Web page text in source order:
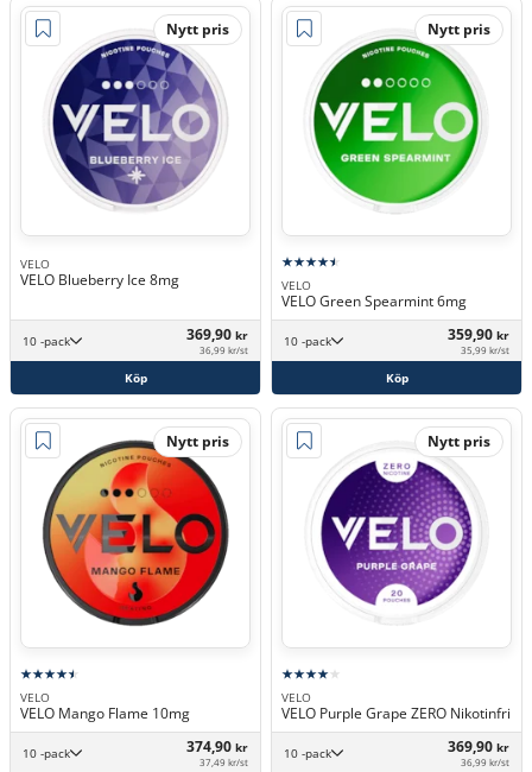
Nytt pris
VELO
VELO Blueberry Ice 8mg
10 -pack 369,90 kr
36,99 kr/st
Köp
Nytt pris
VELO
VELO Green Spearmint 6mg
10 -pack 359,90 kr
35,99 kr/st
Köp
Nytt pris
VELO
VELO Mango Flame 10mg
10 -pack 374,90 kr
37,49 kr/st
Nytt pris
VELO
VELO Purple Grape ZERO Nikotinfri
10 -pack 369,90 kr
36,99 kr/st